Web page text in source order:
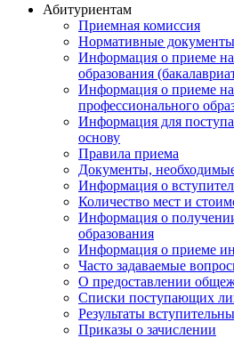
Абитуриентам
Приемная комиссия
Нормативные документы
Информация о приеме
образования
Информация о приеме на
профессионального
Информация для
основу
Правила приема
Документы,
Информация о
Количество мест и
Информация о
образования
Информация о приеме
Часто задаваемые
О предоставлении
Списки поступающих
Результаты
Приказы о зачислении